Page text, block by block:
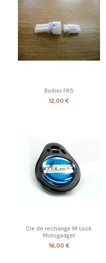
Boitier FRS
12,00 €
Cle de rechange M-Lock
Motogadget
16,00 €